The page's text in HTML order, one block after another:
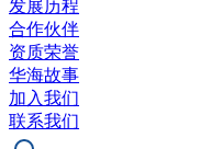
发展历程
合作伙伴
资质荣誉
华海故事
加入我们
联系我们